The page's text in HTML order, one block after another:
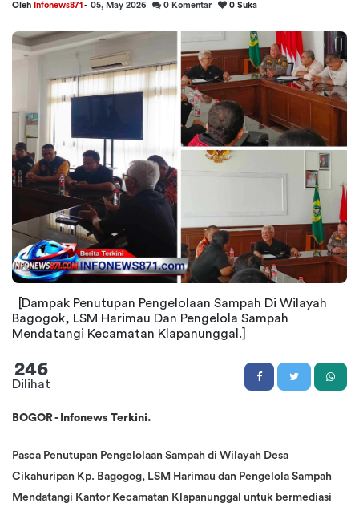
Oleh Infonews871 - 05, May 2026 0 Komentar 0 Suka
[Dampak Penutupan Pengelolaan Sampah Di Wilayah
Bagogok, LSM Harimau Dan Pengelola Sampah
Mendatangi Kecamatan Klapanunggal.]
246
Dilihat
BOGOR - Infonews Terkini.
Pasca Penutupan Pengelolaan Sampah di Wilayah Desa
Cikahuripan Kp. Bagogog, LSM Harimau dan Pengelola Sampah
Mendatangi Kantor Kecamatan Klapanunggal untuk bermediasi